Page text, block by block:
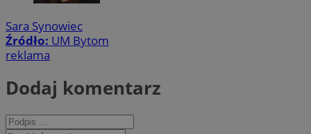
Sara Synowiec
Źródło: UM Bytom
reklama
Dodaj komentarz